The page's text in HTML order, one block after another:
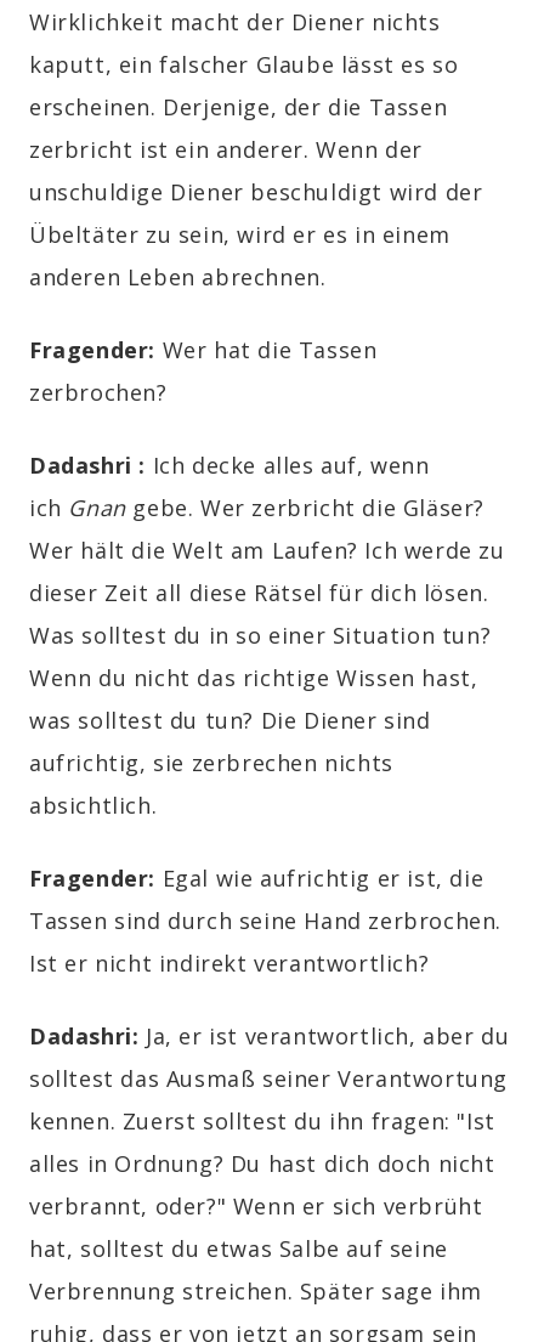
Wirklichkeit macht der Diener nichts
kaputt, ein falscher Glaube lässt es so
erscheinen. Derjenige, der die Tassen
zerbricht ist ein anderer. Wenn der
unschuldige Diener beschuldigt wird der
Übeltäter zu sein, wird er es in einem
anderen Leben abrechnen.
Fragender: Wer hat die Tassen
zerbrochen?
Dadashri : Ich decke alles auf, wenn
ich Gnangebe. Wer zerbricht die Gläser?
Wer hält die Welt am Laufen? Ich werde zu
dieser Zeit all diese Rätsel für dich lösen.
Was solltest du in so einer Situation tun?
Wenn du nicht das richtige Wissen hast,
was solltest du tun? Die Diener sind
aufrichtig, sie zerbrechen nichts
absichtlich.
Fragender: Egal wie aufrichtig er ist, die
Tassen sind durch seine Hand zerbrochen.
Ist er nicht indirekt verantwortlich?
Dadashri: Ja, er ist verantwortlich, aber du
solltest das Ausmaß seiner Verantwortung
kennen. Zuerst solltest du ihn fragen: "Ist
alles in Ordnung? Du hast dich doch nicht
verbrannt, oder?" Wenn er sich verbrüht
hat, solltest du etwas Salbe auf seine
Verbrennung streichen. Später sage ihm
ruhig, dass er von jetzt an sorgsam sein